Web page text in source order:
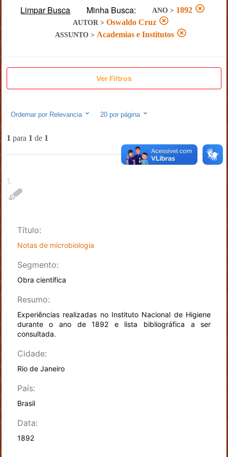
Limpar Busca Minha Busca: ANO > 1892
AUTOR > Oswaldo Cruz
ASSUNTO > Academias e Institutos
Ver Filtros
Ordernar por Relevancia 20por página
1 para 1 de 1
1.
Título:
Notas de microbiologia
Segmento:
Obra científica
Resumo:
Experiências realizadas no Instituto Nacional de Higiene
durante o ano de 1892 e lista bibliográfica a ser
consultada.
Cidade:
Rio de Janeiro
País:
Brasil
Data:
1892